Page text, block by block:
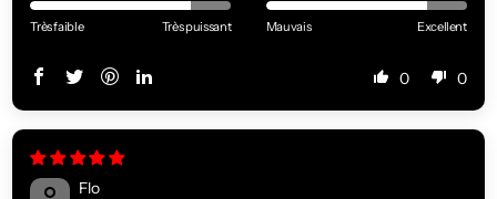
Très faible Très puissant Mauvais Excellent
0 0
Flo